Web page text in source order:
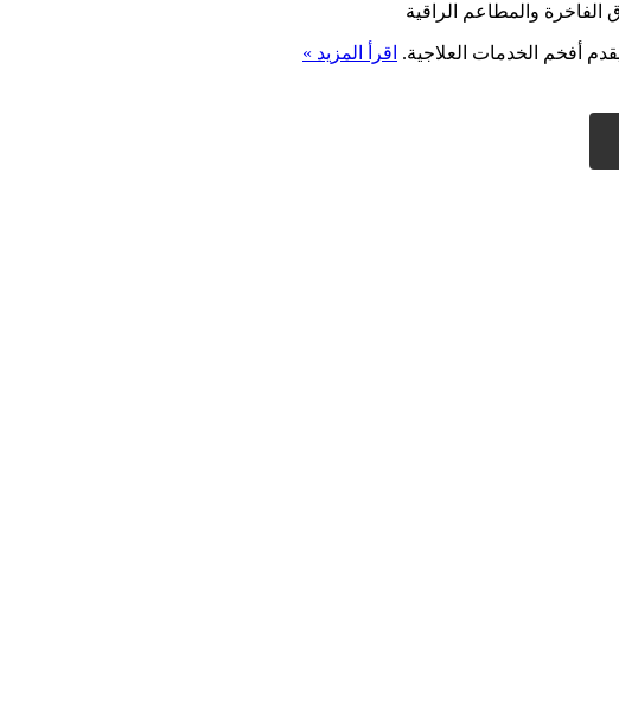
الفاخرة والمطاعم الراقية
أفخم الخدمات العلاجية. اقرأ المزيد »